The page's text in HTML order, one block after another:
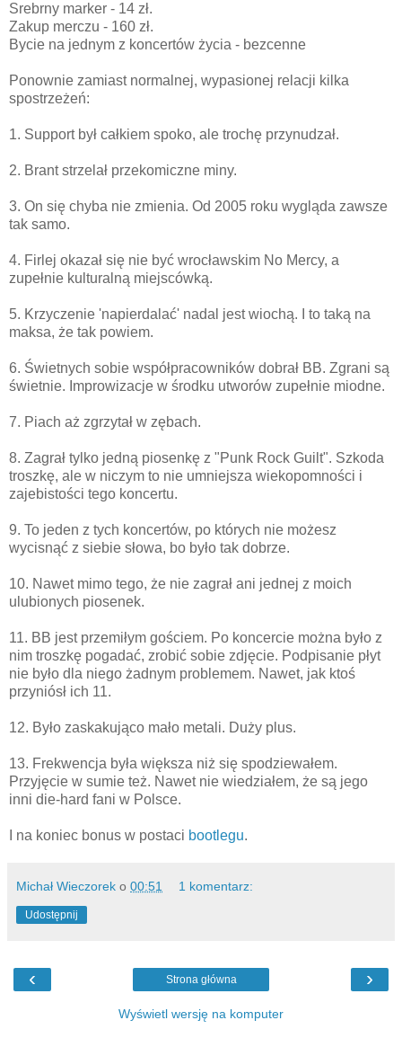
Srebrny marker - 14 zł.
Zakup merczu - 160 zł.
Bycie na jednym z koncertów życia - bezcenne
Ponownie zamiast normalnej, wypasionej relacji kilka
spostrzeżeń:
1. Support był całkiem spoko, ale trochę przynudzał.
2. Brant strzelał przekomiczne miny.
3. On się chyba nie zmienia. Od 2005 roku wygląda zawsze
tak samo.
4. Firlej okazał się nie być wrocławskim No Mercy, a
zupełnie kulturalną miejscówką.
5. Krzyczenie 'napierdalać' nadal jest wiochą. I to taką na
maksa, że tak powiem.
6. Świetnych sobie współpracowników dobrał BB. Zgrani są
świetnie. Improwizacje w środku utworów zupełnie miodne.
7. Piach aż zgrzytał w zębach.
8. Zagrał tylko jedną piosenkę z "Punk Rock Guilt". Szkoda
troszkę, ale w niczym to nie umniejsza wiekopomności i
zajebistości tego koncertu.
9. To jeden z tych koncertów, po których nie możesz
wycisnąć z siebie słowa, bo było tak dobrze.
10. Nawet mimo tego, że nie zagrał ani jednej z moich
ulubionych piosenek.
11. BB jest przemiłym gościem. Po koncercie można było z
nim troszkę pogadać, zrobić sobie zdjęcie. Podpisanie płyt
nie było dla niego żadnym problemem. Nawet, jak ktoś
przyniósł ich 11.
12. Było zaskakująco mało metali. Duży plus.
13. Frekwencja była większa niż się spodziewałem.
Przyjęcie w sumie też. Nawet nie wiedziałem, że są jego
inni die-hard fani w Polsce.
I na koniec bonus w postaci bootlegu.
Michał Wieczorek o 00:51 1 komentarz:
Udostępnij
‹ ›
Strona główna
Wyświetl wersję na komputer